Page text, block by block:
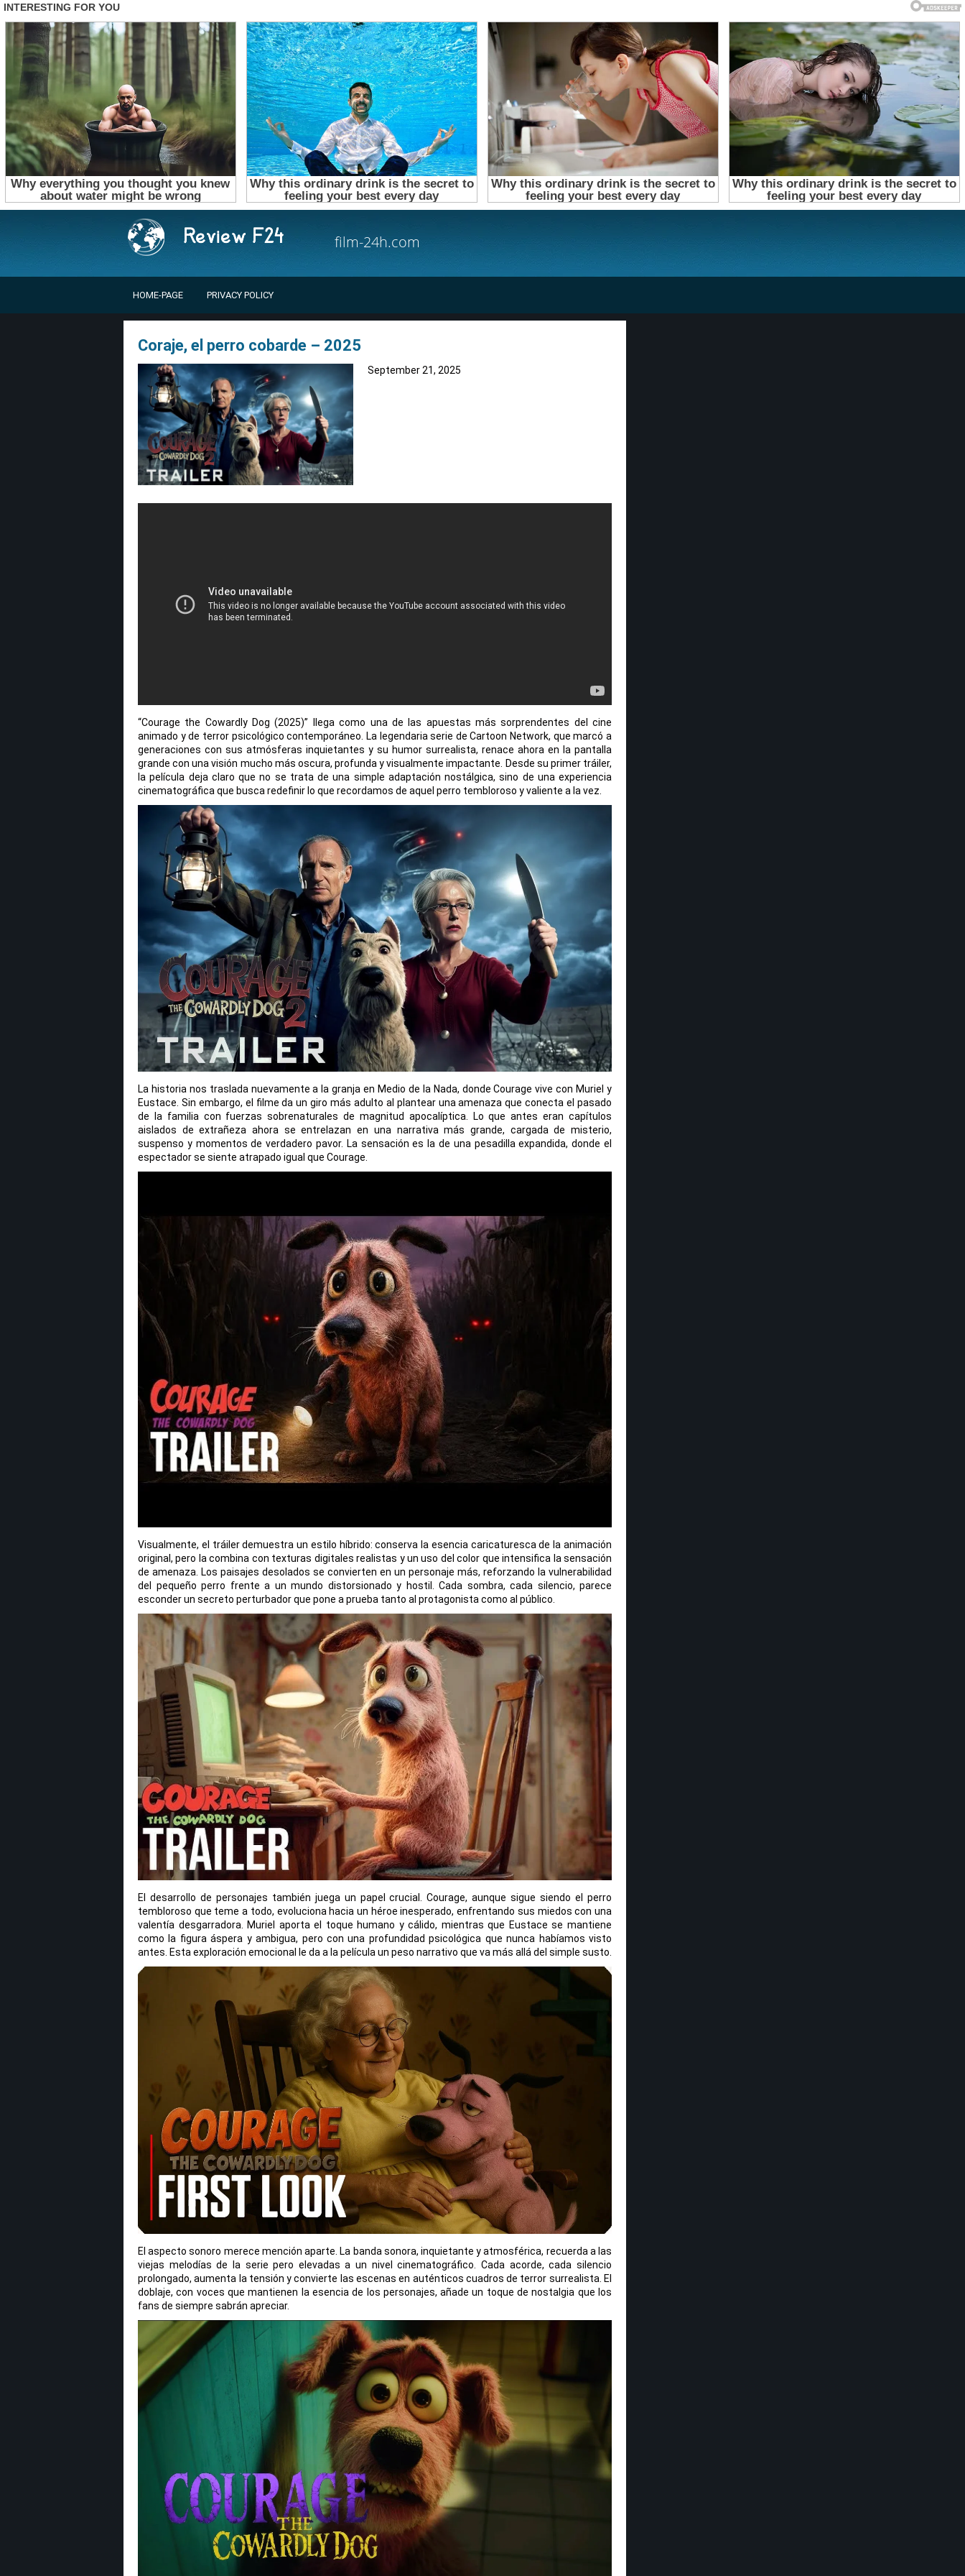
film-24h.com
HOME-PAGE PRIVACY POLICY
Coraje, el perro cobarde – 2025
September 21, 2025
“Courage the Cowardly Dog (2025)” llega como una de las apuestas más sorprendentes del cine
animado y de terror psicológico contemporáneo. La legendaria serie de Cartoon Network, que marcó a
generaciones con sus atmósferas inquietantes y su humor surrealista, renace ahora en la pantalla
grande con una visión mucho más oscura, profunda y visualmente impactante. Desde su primer tráiler,
la película deja claro que no se trata de una simple adaptación nostálgica, sino de una experiencia
cinematográfica que busca redefinir lo que recordamos de aquel perro tembloroso y valiente a la vez.
La historia nos traslada nuevamente a la granja en Medio de la Nada, donde Courage vive con Muriel y
Eustace. Sin embargo, el filme da un giro más adulto al plantear una amenaza que conecta el pasado
de la familia con fuerzas sobrenaturales de magnitud apocalíptica. Lo que antes eran capítulos
aislados de extrañeza ahora se entrelazan en una narrativa más grande, cargada de misterio,
suspenso y momentos de verdadero pavor. La sensación es la de una pesadilla expandida, donde el
espectador se siente atrapado igual que Courage.
Visualmente, el tráiler demuestra un estilo híbrido: conserva la esencia caricaturesca de la animación
original, pero la combina con texturas digitales realistas y un uso del color que intensifica la sensación
de amenaza. Los paisajes desolados se convierten en un personaje más, reforzando la vulnerabilidad
del pequeño perro frente a un mundo distorsionado y hostil. Cada sombra, cada silencio, parece
esconder un secreto perturbador que pone a prueba tanto al protagonista como al público.
El desarrollo de personajes también juega un papel crucial. Courage, aunque sigue siendo el perro
tembloroso que teme a todo, evoluciona hacia un héroe inesperado, enfrentando sus miedos con una
valentía desgarradora. Muriel aporta el toque humano y cálido, mientras que Eustace se mantiene
como la figura áspera y ambigua, pero con una profundidad psicológica que nunca habíamos visto
antes. Esta exploración emocional le da a la película un peso narrativo que va más allá del simple susto.
El aspecto sonoro merece mención aparte. La banda sonora, inquietante y atmosférica, recuerda a las
viejas melodías de la serie pero elevadas a un nivel cinematográfico. Cada acorde, cada silencio
prolongado, aumenta la tensión y convierte las escenas en auténticos cuadros de terror surrealista. El
doblaje, con voces que mantienen la esencia de los personajes, añade un toque de nostalgia que los
fans de siempre sabrán apreciar.